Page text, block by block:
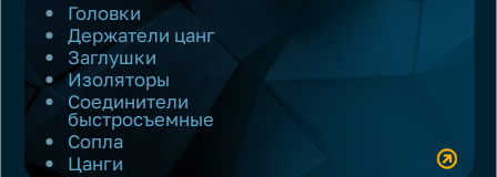
Головки
Держатели цанг
Заглушки
Изоляторы
Соединители
быстросъемные
Сопла
Цанги